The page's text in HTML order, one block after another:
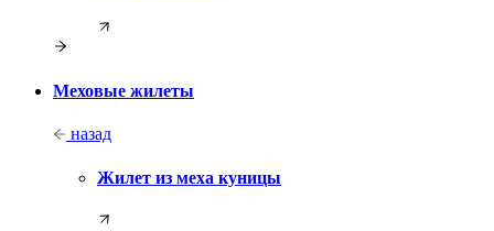
Меховые жилеты
назад
Жилет из меха куницы